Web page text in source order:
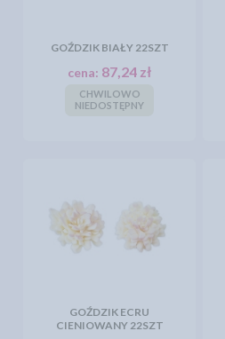
GOŹDZIK BIAŁY 22SZT
cena: 87,24 zł
CHWILOWO
NIEDOSTĘPNY
GOŹDZIK ECRU
CIENIOWANY 22SZT